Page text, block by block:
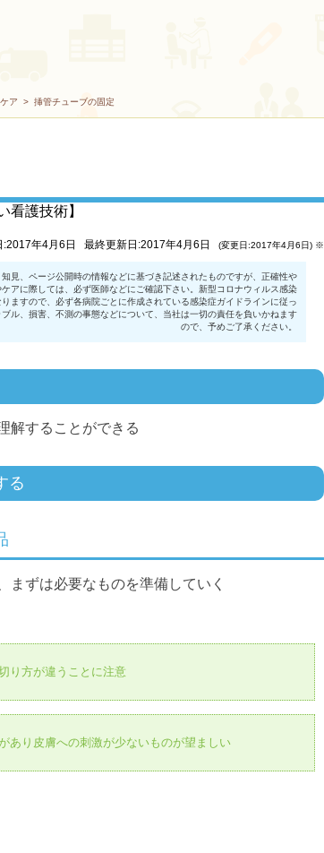
ア > 挿管チューブの固定
看護技術】
:2017年4月6日 最終更新日:2017年4月6日 (変更日:2017年4月6日) ※
解することができる
る
まずは必要なものを準備していく
り方が違うことに注意
あり皮膚への刺激が少ないものが望ましい